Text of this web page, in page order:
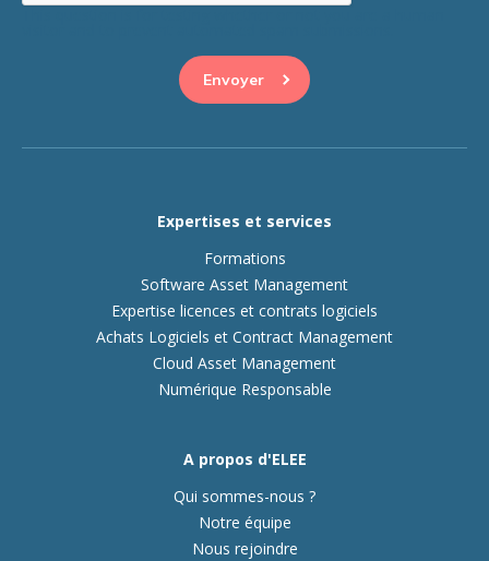
Expertises et services
Formations
Software Asset Management
Expertise licences et contrats logiciels
Achats Logiciels et Contract Management
Cloud Asset Management
Numérique Responsable
A propos d'ELEE
Qui sommes-nous ?
Notre équipe
Nous rejoindre